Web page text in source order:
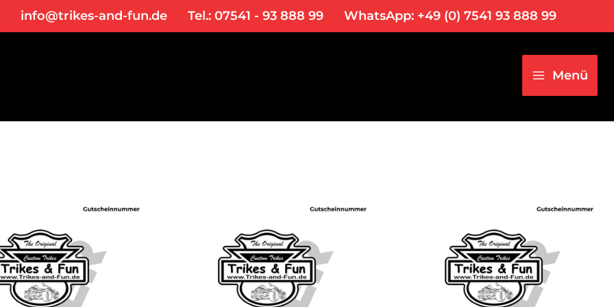
info@trikes-and-fun.de Tel.: 07541 - 93 888 99 WhatsApp: +49 (0) 7541 93 888 99
Main
Menu
Menü